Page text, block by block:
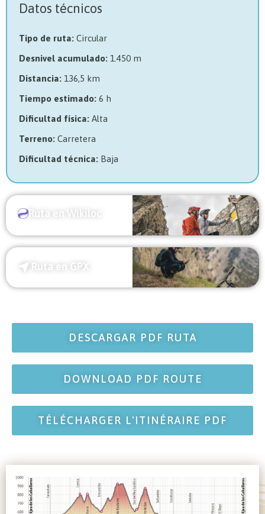
Datos técnicos
Tipo de ruta: Circular
Desnivel acumulado: 1.450 m
Distancia: 136,5 km
Tiempo estimado: 6 h
Dificultad física: Alta
Terreno: Carretera
Dificultad técnica: Baja
Ruta en Wikiloc
Ruta en GPX
DESCARGAR PDF RUTA
DOWNLOAD PDF ROUTE
TÉLÉCHARGER L'ITINÉRAIRE PDF